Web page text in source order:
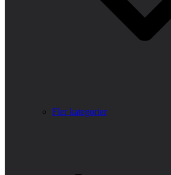
Fler kategorier